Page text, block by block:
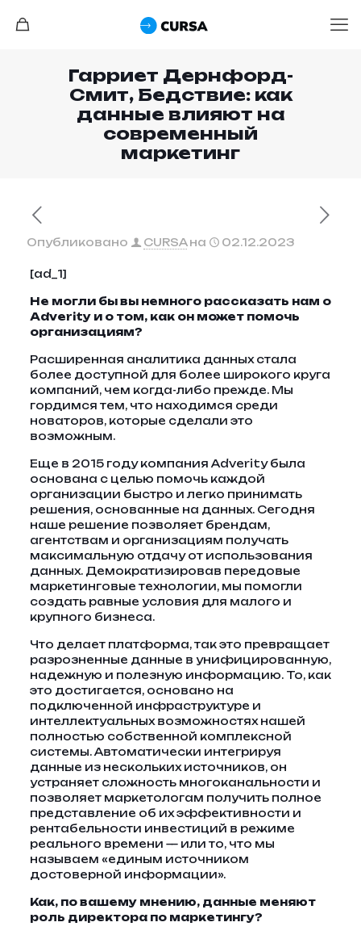
Гарриет Дернфорд-
Смит, Бедствие: как
данные влияют на
современный
маркетинг
Опубликовано CURSA на 02.12.2023
[ad_1]
Не могли бы вы немного рассказать нам о
Adverity и о том, как он может помочь
организациям?
Расширенная аналитика данных стала
более доступной для более широкого круга
компаний, чем когда-либо прежде. Мы
гордимся тем, что находимся среди
новаторов, которые сделали это
возможным.
Еще в 2015 году компания Adverity была
основана с целью помочь каждой
организации быстро и легко принимать
решения, основанные на данных. Сегодня
наше решение позволяет брендам,
агентствам и организациям получать
максимальную отдачу от использования
данных. Демократизировав передовые
маркетинговые технологии, мы помогли
создать равные условия для малого и
крупного бизнеса.
Что делает платформа, так это превращает
разрозненные данные в унифицированную,
надежную и полезную информацию. То, как
это достигается, основано на
подключенной инфраструктуре и
интеллектуальных возможностях нашей
полностью собственной комплексной
системы. Автоматически интегрируя
данные из нескольких источников, он
устраняет сложность многоканальности и
позволяет маркетологам получить полное
представление об их эффективности и
рентабельности инвестиций в режиме
реального времени — или то, что мы
называем «единым источником
достоверной информации».
Как, по вашему мнению, данные меняют
роль директора по маркетингу?